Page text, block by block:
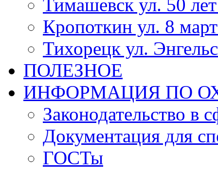
Тимашевск ул. 50
Кропоткин ул. 8
Тихорецк ул.
ПОЛЕЗНОЕ
ИНФОРМАЦИЯ ПО
Законодательство в
Документация для
ГОСТы